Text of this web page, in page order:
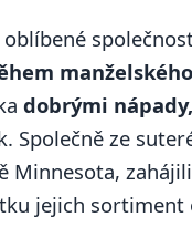
dobrými
Společně ze
Minnesota,
jejich